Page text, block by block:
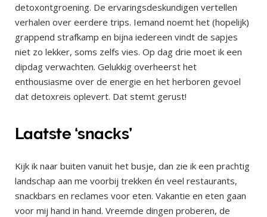
detoxontgroening. De ervaringsdeskundigen vertellen
verhalen over eerdere trips. Iemand noemt het (hopelijk)
grappend strafkamp en bijna iedereen vindt de sapjes
niet zo lekker, soms zelfs vies. Op dag drie moet ik een
dipdag verwachten. Gelukkig overheerst het
enthousiasme over de energie en het herboren gevoel
dat detoxreis oplevert. Dat stemt gerust!
Laatste ‘snacks’
Kijk ik naar buiten vanuit het busje, dan zie ik een prachtig
landschap aan me voorbij trekken én veel restaurants,
snackbars en reclames voor eten. Vakantie en eten gaan
voor mij hand in hand. Vreemde dingen proberen, de